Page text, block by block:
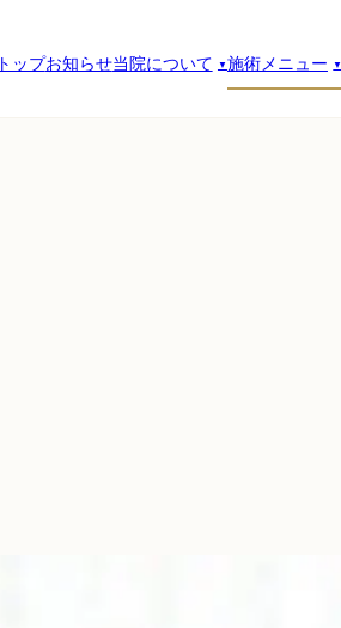
トップお知らせ当院について 施術メニュー